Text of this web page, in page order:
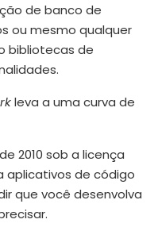
de banco de
ou mesmo qualquer
bibliotecas de
leva a uma curva de
2010 sob a licença
aplicativos de código
que você desenvolva